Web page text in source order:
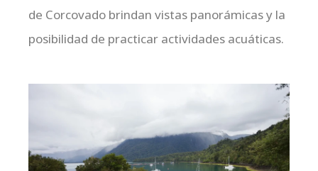
de Corcovado brindan vistas panorámicas y la
posibilidad de practicar actividades acuáticas.